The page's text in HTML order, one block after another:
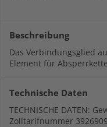
Beschreibung
Das Verbindungsglied
Element für
Technische Daten
TECHNISCHE DATEN:
Zolltarifnummer